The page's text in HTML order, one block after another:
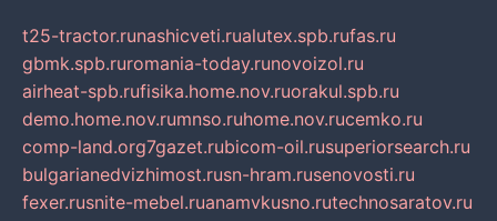
t25-tractor.runashicveti.rualutex.spb.rufas.ru
gbmk.spb.ruromania-today.runovoizol.ru
airheat-spb.rufisika.home.nov.ruorakul.spb.ru
demo.home.nov.rumnso.ruhome.nov.rucemko.ru
comp-land.org7gazet.rubicom-oil.rusuperiorsearch.ru
bulgarianedvizhimost.rusn-hram.rusenovosti.ru
fexer.rusnite-mebel.ruanamvkusno.rutechnosaratov.ru